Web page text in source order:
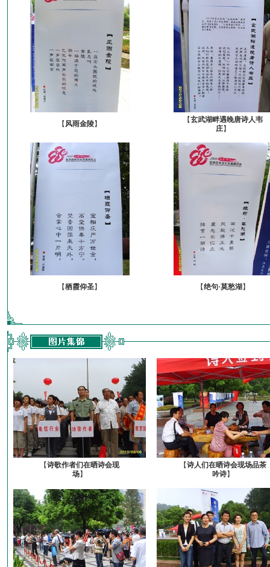
【 风雨金陵】 【玄武湖畔遇晚唐诗人韦
庄】
【栖霞仰圣】 【绝句·莫愁湖 】
【诗歌作者们在晒诗会现
场】
【诗人们在晒诗会现场品茶
吟诗】